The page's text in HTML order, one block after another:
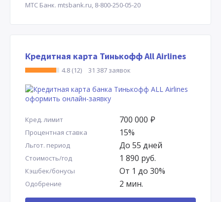
МТС Банк. mtsbank.ru, 8-800-250-05-20
Кредитная карта Тинькофф All Airlines
4.8 (12) 31 387 заявок
Кред. лимит 700 000 Р
Процентная ставка 15%
Льгот. период До 55 дней
Стоимость/год 1 890 руб.
Кэшбек/бонусы От 1 до 30%
Одобрение 2 мин.